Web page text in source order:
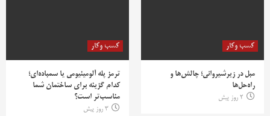
کسب وکار
مبل در زیرشیروانی؛ چالش‌ها و
راه‌حل‌ها
2 روز پیش
کسب وکار
ترمز پله آلومینیومی یا سمباده‌ای؛
کدام گزینه برای ساختمان شما
مناسب‌تر است؟
3 روز پیش